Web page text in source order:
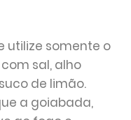
utilize somente o
sal, alho
de limão.
a goiabada,